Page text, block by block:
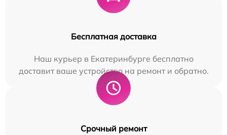
Бесплатная доставка
Наш курьер в Екатеринбурге бесплатно
доставит ваше устройство на ремонт и обратно.
Срочный ремонт